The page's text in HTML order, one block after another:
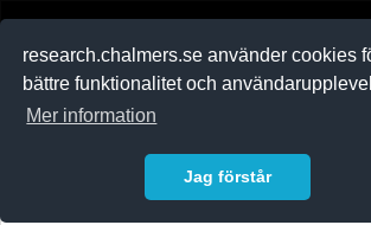
research.chalmers.se använder cookies
bättre funktionalitet och
Mer information
Jag förstår